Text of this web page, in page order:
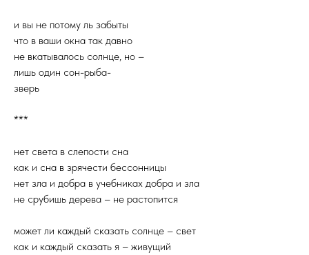
и вы не потому ль забыты
что в ваши окна так давно
не вкатывалось солнце, но –
лишь один сон-рыба-
зверь
***
нет света в слепости сна
как и сна в зрячести бессонницы
нет зла и добра в учебниках добра и зла
не срубишь дерева – не растопится
может ли каждый сказать солнце – свет
как и каждый сказать я – живущий